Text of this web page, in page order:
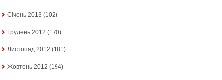
Січень 2013 (102)
Грудень 2012 (170)
Листопад 2012 (181)
Жовтень 2012 (194)